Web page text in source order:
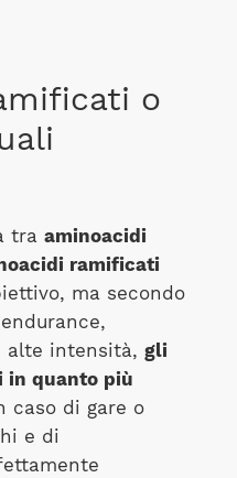
o
tra aminoacidi
ramificati
ma secondo
alte intensità, gli
in quanto più
di gare o
e di